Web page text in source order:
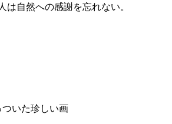
は自然への感謝を忘れない。
ついた珍しい画